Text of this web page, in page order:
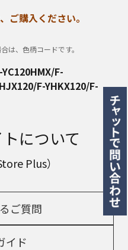
ご購入ください。
は、色柄コードです。
F-
F-YHKX120/F-
について
Plus）
ご質問
イド